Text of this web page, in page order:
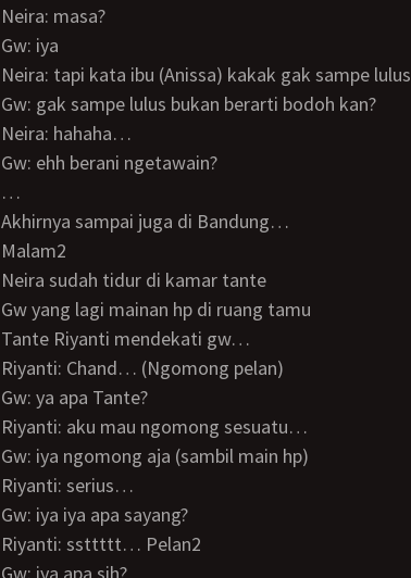
Neira: masa?
Gw: iya
Neira: tapi kata ibu (Anissa) kakak gak sampe lulus
Gw: gak sampe lulus bukan berarti bodoh kan?
Neira: hahaha…
Gw: ehh berani ngetawain?
…
Akhirnya sampai juga di Bandung…
Malam2
Neira sudah tidur di kamar tante
Gw yang lagi mainan hp di ruang tamu
Tante Riyanti mendekati gw…
Riyanti: Chand… (Ngomong pelan)
Gw: ya apa Tante?
Riyanti: aku mau ngomong sesuatu…
Gw: iya ngomong aja (sambil main hp)
Riyanti: serius…
Gw: iya iya apa sayang?
Riyanti: ssttttt… Pelan2